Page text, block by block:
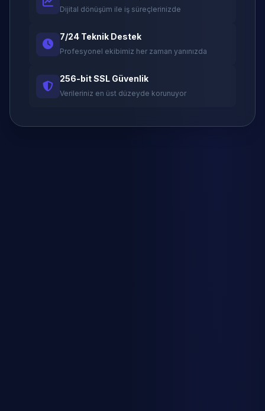
Dijital dönüşüm ile iş süreçlerinizde
7/24 Teknik Destek
Profesyonel ekibimiz her zaman yanınızda
256-bit SSL Güvenlik
Verileriniz en üst düzeyde korunuyor